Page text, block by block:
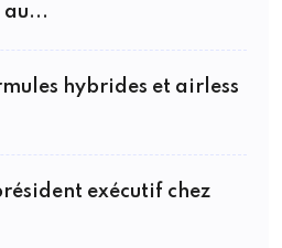
au...
hybrides et airless
exécutif chez